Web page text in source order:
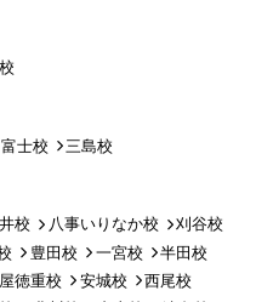
富士校 三島校
校 八事いりなか校
刈谷校
豊田校 一宮校
半田校
徳重校 安城校
西尾校